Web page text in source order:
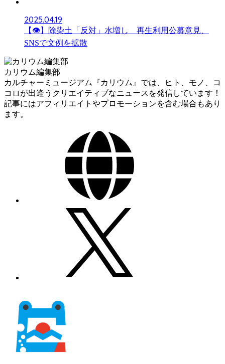
2025.04.19
【👁】除染土「反対」水増し 再生利用公募意見、
SNSで文例を拡散
カリウム編集部
カルチャーミュージアム『カリウム』では、ヒト、モノ、コ
コロが出逢うクリエイティブなニュースを発信しています！
記事にはアフィリエイトやプロモーションを含む場合もあり
ます。